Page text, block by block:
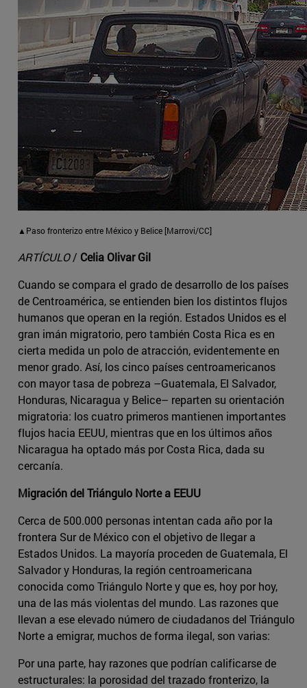
▲Paso fronterizo entre México y Belice [Marrovi/CC]
ARTÍCULO/ Celia Olivar Gil
Cuando se compara el grado de desarrollo de los países
de Centroamérica, se entienden bien los distintos flujos
humanos que operan en la región. Estados Unidos es el
gran imán migratorio, pero también Costa Rica es en
cierta medida un polo de atracción, evidentemente en
menor grado. Así, los cinco países centroamericanos
con mayor tasa de pobreza ­–Guatemala, El Salvador,
Honduras, Nicaragua y Belice– reparten su orientación
migratoria: los cuatro primeros mantienen importantes
flujos hacia EEUU, mientras que en los últimos años
Nicaragua ha optado más por Costa Rica, dada su
cercanía.
Migración del Triángulo Norte a EEUU
Cerca de 500.000 personas intentan cada año por la
frontera Sur de México con el objetivo de llegar a
Estados Unidos. La mayoría proceden de Guatemala, El
Salvador y Honduras, la región centroamericana
conocida como Triángulo Norte y que es, hoy por hoy,
una de las más violentas del mundo. Las razones que
llevan a ese elevado número de ciudadanos del Triángulo
Norte a emigrar, muchos de forma ilegal, son varias:
Por una parte, hay razones que podrían calificarse de
estructurales: la porosidad del trazado fronterizo, la